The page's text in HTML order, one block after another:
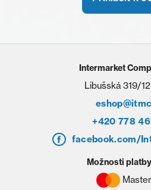
Intermarket
Libušská 319/
+420 778
facebook.com/
Možnosti